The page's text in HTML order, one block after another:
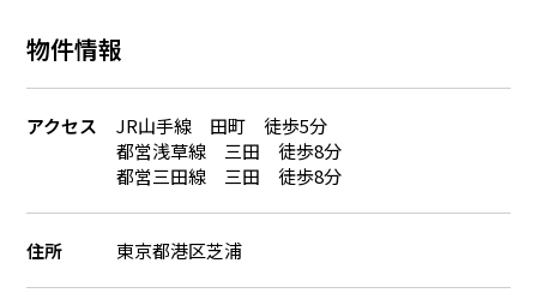
物件情報
アクセス
JR山手線 田町 徒歩5分
都営浅草線 三田 徒歩8分
都営三田線 三田 徒歩8分
住所 東京都港区芝浦